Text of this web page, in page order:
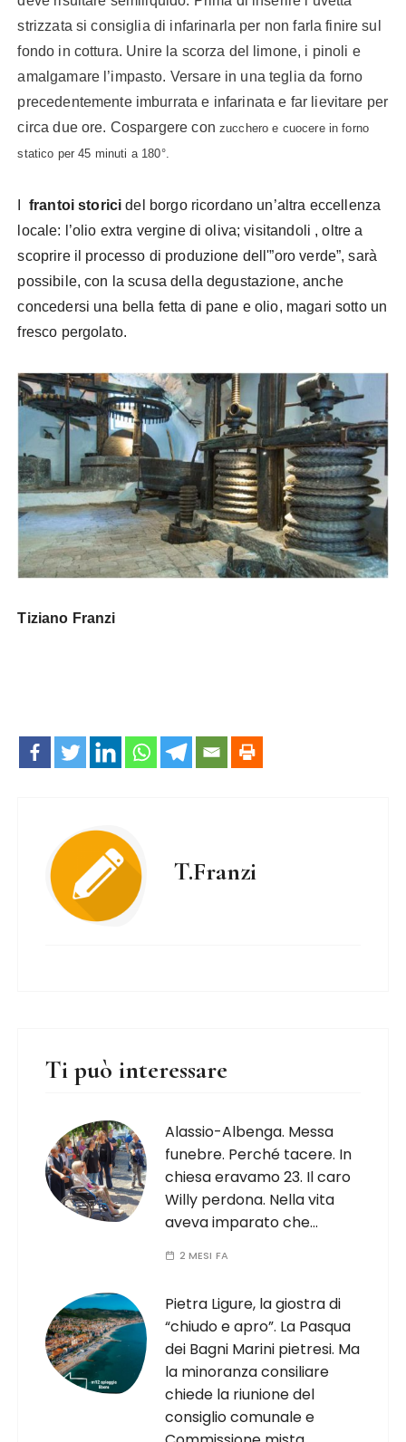
strizzata si consiglia di infarinarla per non farla finire sul
fondo in cottura. Unire la scorza del limone, i pinoli e
amalgamare l’impasto. Versare in una teglia da forno
precedentemente imburrata e infarinata e far lievitare per
circa due ore. Cospargere con zucchero e cuocere in forno
statico per 45 minuti a 180°.
frantoi storicidel borgo ricordano un’altra eccellenza
locale: l’olio extra vergine di oliva; visitandoli , oltre a
scoprire il processo di produzione dell'”oro verde”, sarà
possibile, con la scusa della degustazione, anche
concedersi una bella fetta di pane e olio, magari sotto un
fresco pergolato.
Tiziano Franzi
T.Franzi
Ti può interessare
Alassio-Albenga. Messa
funebre. Perché tacere. In
chiesa eravamo 23. Il caro
Willy perdona. Nella vita
aveva imparato che…
2 MESI FA
Pietra Ligure, la giostra di
“chiudo e apro”. La Pasqua
dei Bagni Marini pietresi. Ma
la minoranza consiliare
chiede la riunione del
consiglio comunale e